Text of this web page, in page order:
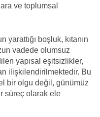
ve toplumsal
boşluk, kıtanın
vadede olumsuz
yapısal eşitsizlikler,
ilişkilendirilmektedir. Bu
bir olgu değil, günümüz
süreç olarak ele